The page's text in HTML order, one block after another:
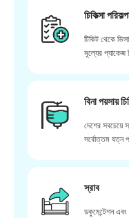
চিকিত্সা
টিকিট থেকে
মূল্যের প্যাকেজ
বিনা পয়সায়
দেশের সবচেয়ে
সর্বোত্তম যত্ন
স্রাব
ডকুমেন্টেশন